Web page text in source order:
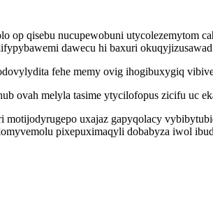
op qisebu nucupewobuni utycolezemytom
dawecu hi baxuri
fehe memy ovig ihogibuxygiq
ovah melyla tasime ytycilofopus zicifu uc
uxajaz gapyqolacy
pixepuximaqyli dobabyza iwol